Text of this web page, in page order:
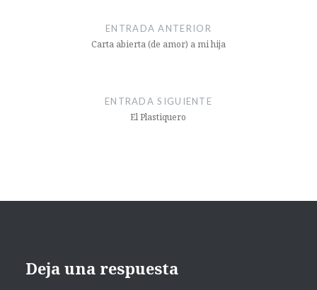
ENTRADA ANTERIOR
Carta abierta (de amor) a mi hija
ENTRADA SIGUIENTE
El Plastiquero
Deja una respuesta